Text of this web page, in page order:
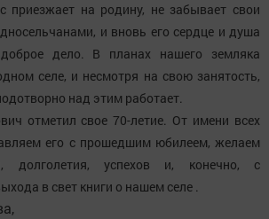
приезжает на родину, не забывает свои
и вновь его сердце и душа
дело. В планах нашего земляка
селе, и несмотря на свою занятость,
над этим работает.
отметил свое 70-летие. От имени всех
его с прошедшим юбилеем, желаем
долголетия, успехов и, конечно, с
в свет книги о нашем селе .